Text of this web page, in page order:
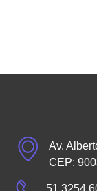
Av.
CEP:
51